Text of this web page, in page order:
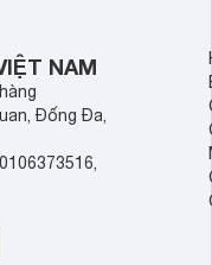
NAM
Đống Đa,